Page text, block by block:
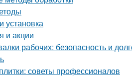
установка
и акции
рабочих: безопасность и
советы профессионалов